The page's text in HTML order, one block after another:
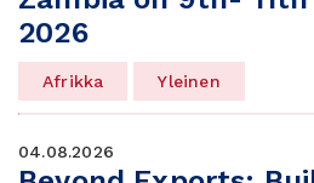
2026
Afrikka Yleinen
04.08.2026